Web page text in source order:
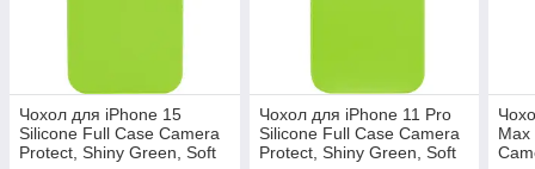
Чохол для iPhone 15
Silicone Full Case Camera
Protect, Shiny Green, Soft
Чохол для iPhone 11 Pro
Silicone Full Case Camera
Protect, Shiny Green, Soft
Max